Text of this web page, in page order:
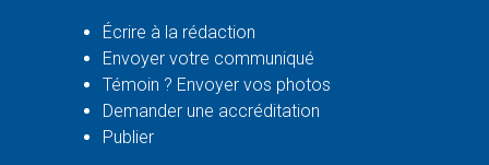
Écrire à la rédaction
Envoyer votre communiqué
Témoin ? Envoyer vos photos
Demander une accréditation
Publier